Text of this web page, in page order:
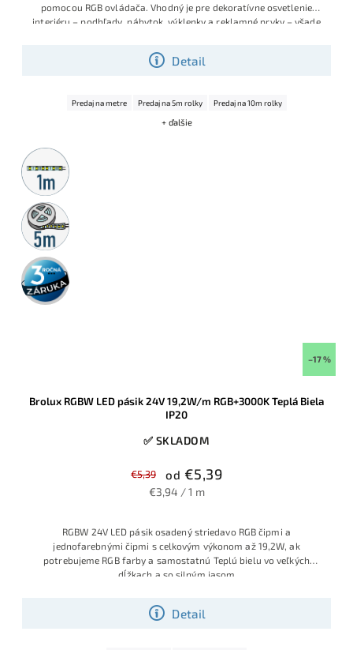
Detail
pomocou RGB ovládača. Vhodný je pre dekoratívne osvetlenie
interiéru – podhľady, nábytok, výklenky a reklamné prvky – všade
Predaj na metre Predaj na 5m rolky Predaj na 10m rolky
+ ďalšie
Metrážny
predaj
5m
rolka
3 roky
záruka
–17 %
Brolux RGBW LED pásik 24V 19,2W/m RGB+3000K Teplá Biela
IP20
✅ SKLADOM
€5,39 od €5,39
€3,94 / 1 m
Detail
RGBW 24V LED pásik osadený striedavo RGB čipmi a
jednofarebnými čipmi s celkovým výkonom až 19,2W, ak
potrebujeme RGB farby a samostatnú Teplú bielu vo veľkých
dĺžkach a so silným jasom